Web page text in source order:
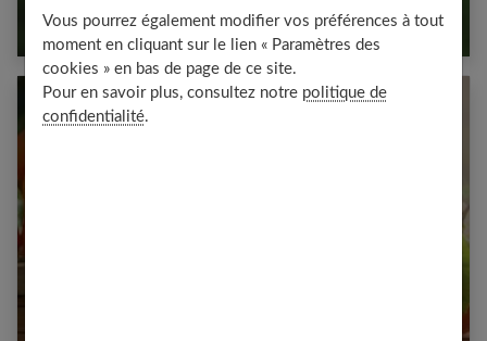
?
Vous pourrez également modifier vos préférences à tout
moment en cliquant sur le lien « Paramètres des
cookies » en bas de page de ce site.
Pour en savoir plus, consultez notre politique de
confidentialité.